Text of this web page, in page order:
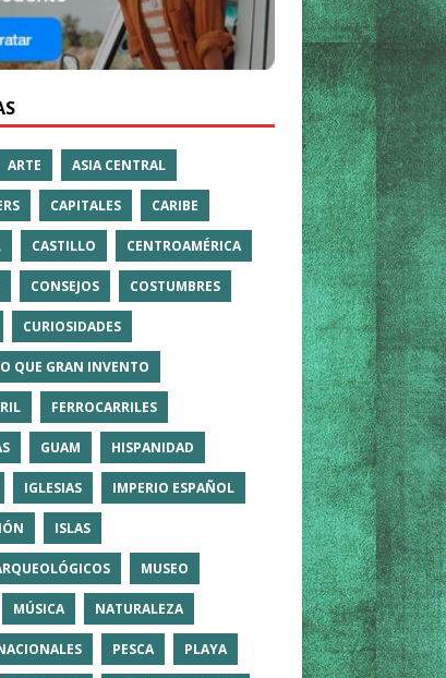
ARTE ASIA CENTRAL
CAPITALES CARIBE
CASTILLO CENTROAMÉRICA
CONSEJOS COSTUMBRES
CURIOSIDADES
QUE GRAN INVENTO
FERROCARRILES
GUAM HISPANIDAD
IGLESIAS IMPERIO ESPAÑOL
ISLAS
MUSEO
MÚSICA NATURALEZA
PESCA PLAYA